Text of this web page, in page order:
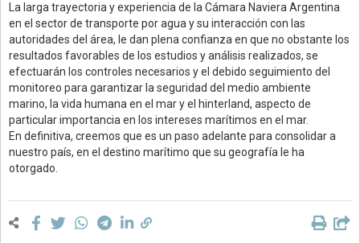
La larga trayectoria y experiencia de la Cámara Naviera Argentina
en el sector de transporte por agua y su interacción con las
autoridades del área, le dan plena confianza en que no obstante los
resultados favorables de los estudios y análisis realizados, se
efectuarán los controles necesarios y el debido seguimiento del
monitoreo para garantizar la seguridad del medio ambiente
marino, la vida humana en el mar y el hinterland, aspecto de
particular importancia en los intereses marítimos en el mar.
En definitiva, creemos que es un paso adelante para consolidar a
nuestro país, en el destino marítimo que su geografía le ha
otorgado.